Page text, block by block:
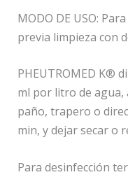
MODO DE USO:
previa limpieza con
PHEUTROMED K®
ml por litro de agua,
paño, trapero o
min, y dejar secar o
Para desinfección